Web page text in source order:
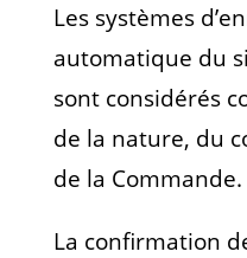
Les systèmes
automatique du
sont considérés
de la nature, du
de la Commande.
La confirmation